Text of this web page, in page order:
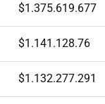
$1.375.619.677
$1.141.128.76
$1.132.277.291